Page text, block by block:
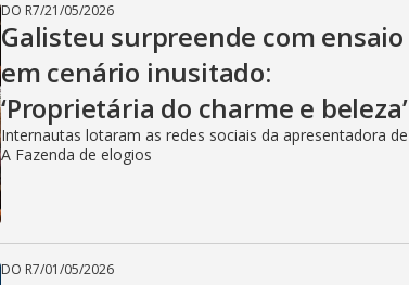
DO R7/21/05/2026
Galisteu surpreende com ensaio
em cenário inusitado:
‘Proprietária do charme e beleza’
Internautas lotaram as redes sociais da apresentadora de
A Fazenda de elogios
DO R7/01/05/2026